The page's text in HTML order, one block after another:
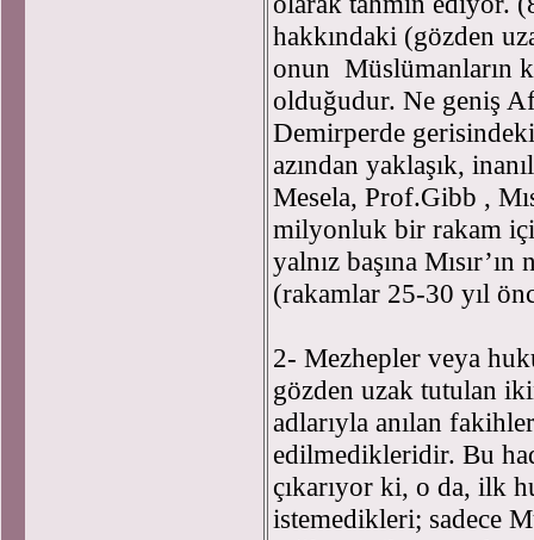
hakkındaki (gözden
onun Müslümanların
olduğudur. Ne geniş
Demirperde
azından yaklaşık,
Mesela, Prof.Gibb ,
milyonluk bir rakam
yalnız başına
(rakamlar 25-30 yıl
2- Mezhepler veya
gözden uzak tutulan
adlarıyla anılan
edilmedikleridir. Bu
çıkarıyor ki, o da, ilk
istemedikleri; sadece